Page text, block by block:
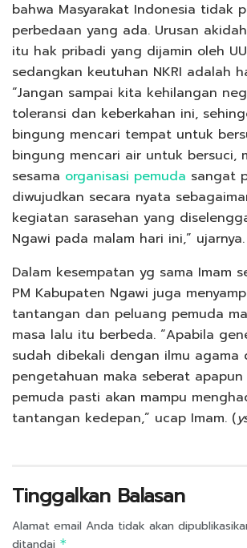
bahwa Masyarakat Indonesia tidak
perbedaan yang ada. Urusan
itu hak pribadi yang dijamin oleh
sedangkan keutuhan NKRI adalah
“Jangan sampai kita kehilangan
toleransi dan keberkahan ini,
bingung mencari tempat untuk
bingung mencari air untuk bersuci,
sesama organisasi pemuda sangat
diwujudkan secara nyata
kegiatan sarasehan yang
Ngawi pada malam hari ini,” ujarnya.
Dalam kesempatan yg sama Imam
PM Kabupaten Ngawi juga
tantangan dan peluang pemuda
masa lalu itu berbeda. “Apabila
sudah dibekali dengan ilmu agama
pengetahuan maka seberat
pemuda pasti akan mampu
tantangan kedepan,” ucap Imam. (
Tinggalkan Balasan
Alamat email Anda tidak akan
ditandai *